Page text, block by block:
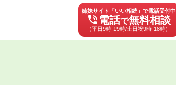
姉妹サイト「いい相続」で電話受付中
phone_in_talk 電話で無料相談
（平日9時-19時/土日祝9時-18時）